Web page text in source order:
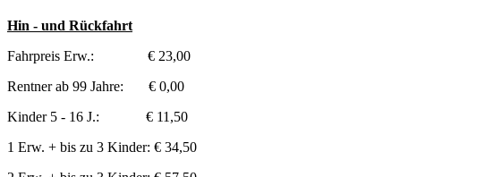
Hin - und Rückfahrt
Fahrpreis Erw.: € 23,00
Rentner ab 99 Jahre: € 0,00
Kinder 5 - 16 J.: € 11,50
1 Erw. + bis zu 3 Kinder: € 34,50